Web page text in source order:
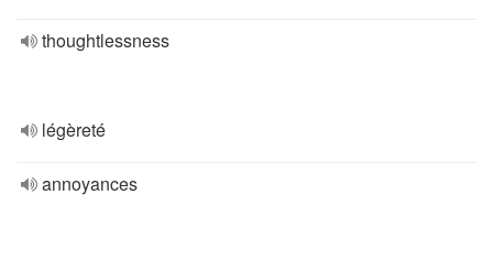
thoughtlessness
légèreté
annoyances